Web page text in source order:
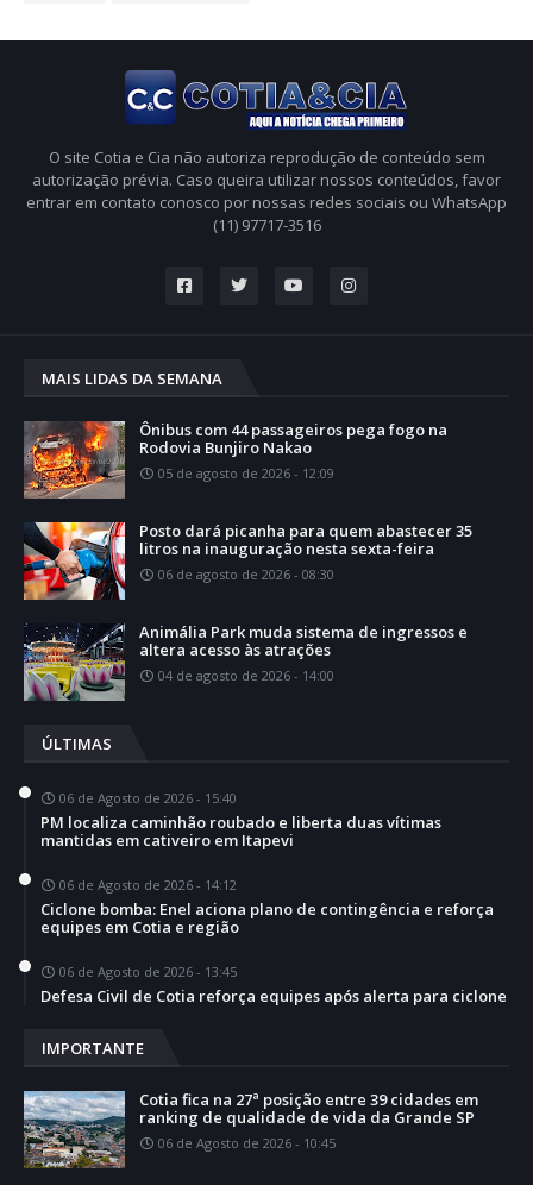
O site Cotia e Cia não autoriza reprodução de conteúdo sem
autorização prévia. Caso queira utilizar nossos conteúdos, favor
entrar em contato conosco por nossas redes sociais ou WhatsApp
(11) 97717-3516
MAIS LIDAS DA SEMANA
Ônibus com 44 passageiros pega fogo na
Rodovia Bunjiro Nakao
05 de agosto de 2026 - 12:09
Posto dará picanha para quem abastecer 35
litros na inauguração nesta sexta-feira
06 de agosto de 2026 - 08:30
Animália Park muda sistema de ingressos e
altera acesso às atrações
04 de agosto de 2026 - 14:00
ÚLTIMAS
06 de Agosto de 2026 - 15:40
PM localiza caminhão roubado e liberta duas vítimas
mantidas em cativeiro em Itapevi
06 de Agosto de 2026 - 14:12
Ciclone bomba: Enel aciona plano de contingência e reforça
equipes em Cotia e região
06 de Agosto de 2026 - 13:45
Defesa Civil de Cotia reforça equipes após alerta para ciclone
IMPORTANTE
Cotia fica na 27ª posição entre 39 cidades em
ranking de qualidade de vida da Grande SP
06 de Agosto de 2026 - 10:45